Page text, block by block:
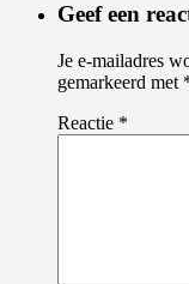
Geef een
Je e-mailadres
gemarkeerd met
Reactie *